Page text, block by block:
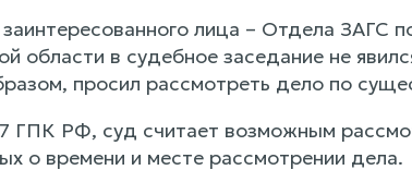
лица – Отдела ЗАГС
области в судебное заседание не
просил рассмотреть дело по
ГПК РФ, суд считает возможным
о времени и месте рассмотрении дела.